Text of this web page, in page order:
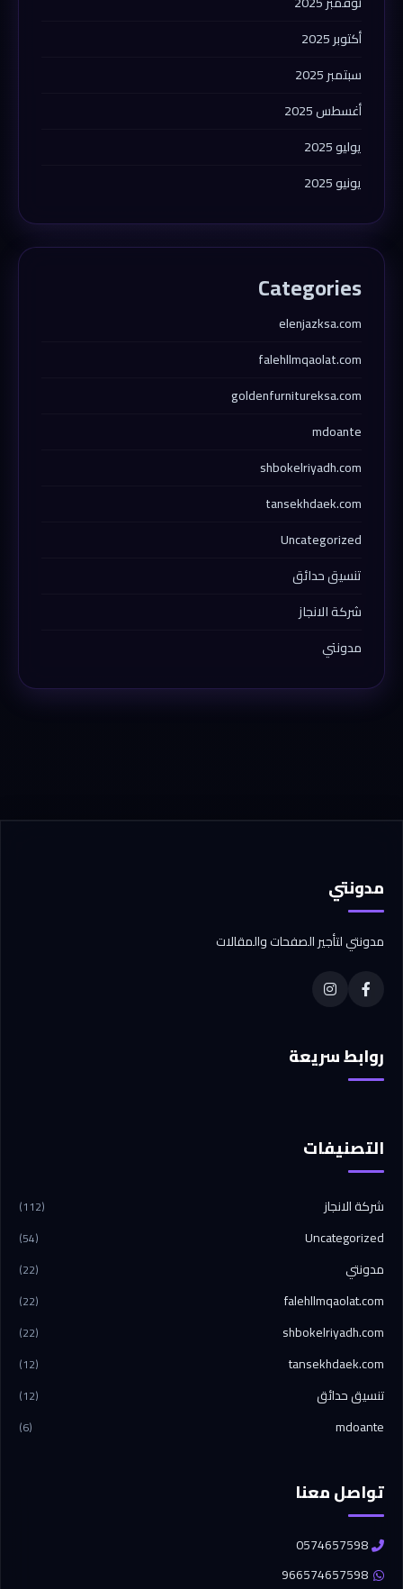
أكتوبر 2025
سبتمبر 2025
أغسطس 2025
يوليو 2025
يونيو 2025
Categories
elenjazksa.com
falehllmqaolat.com
goldenfurnitureksa.com
mdoante
shbokelriyadh.com
tansekhdaek.com
Uncategorized
تنسيق حدائق
شركة الانجاز
مدونتي
مدونتي
مدونتي لتأجير الصفحات والمقالات
روابط سريعة
التصنيفات
شركة الانجاز (112)
Uncategorized
(54)
مدونتي (22)
falehllmqaolat.com
(22)
shbokelriyadh.com
(22)
tansekhdaek.com
(12)
تنسيق حدائق (12)
mdoante
(6)
تواصل معنا
0574657598
966574657598